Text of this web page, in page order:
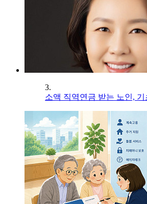
3.
소액 직역연금 받는 노인,